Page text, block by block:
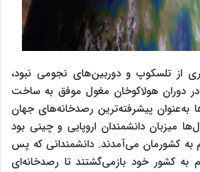
از تلسکوپ و دوربین‌های نجومی نبود،
دوران هولاکوخان مغول موفق به ساخت
پیشرفته‌ترین رصدخانه‌های جهان
میزبان دانشمندان اروپایی و چینی بود
به کشورمان می‌آمدند. دانشمندانی که پس
کشور خود بازمی‌گشتند تا رصدخانه‌ای